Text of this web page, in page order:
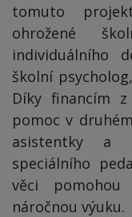
tomuto
ohrožené
individuálního
školní
Díky financím
pomoc v
asistentky a
speciálního
věci
náročnou výuku.